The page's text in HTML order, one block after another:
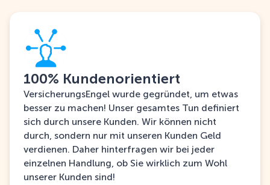
100% Kundenorientiert
VersicherungsEngel wurde gegründet, um etwas
besser zu machen! Unser gesamtes Tun definiert
sich durch unsere Kunden. Wir können nicht
durch, sondern nur mit unseren Kunden Geld
verdienen. Daher hinterfragen wir bei jeder
einzelnen Handlung, ob Sie wirklich zum Wohl
unserer Kunden sind!